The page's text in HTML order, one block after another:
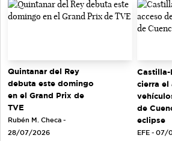
Quintanar del Rey
debuta este domingo
en el Grand Prix de
TVE
Rubén M. Checa -
28/07/2026
Castilla-
cierra el
de
eclipse
EFE - 07/